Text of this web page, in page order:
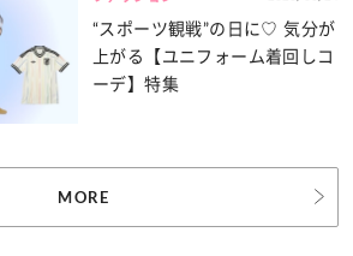
“スポーツ観戦”の日に♡ 気分が
上がる【ユニフォーム着回しコ
ーデ】特集
MORE